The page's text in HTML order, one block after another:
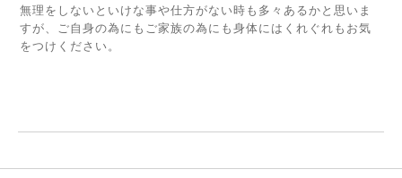
無理をしないといけな事や仕方がない時も多々あるかと思いま
すが、ご自身の為にもご家族の為にも身体にはくれぐれもお気
をつけください。